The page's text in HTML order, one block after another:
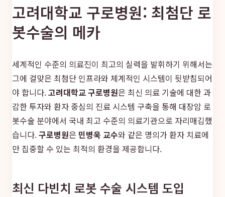
고려대학교 구로병원: 최첨단 로
봇수술의 메카
세계적인 수준의 의료진이 최고의 실력을 발휘하기 위해서는
그에 걸맞은 최첨단 인프라와 체계적인 시스템이 뒷받침되어
야 합니다.고려대학교 구로병원은 최신 의료 기술에 대한 과
감한 투자와 환자 중심의 진료 시스템 구축을 통해 대장암 로
봇수술 분야에서 국내 최고 수준의 의료기관으로 자리매김했
습니다.구로병원은 민병욱 교수와 같은 명의가 환자 치료에
만 집중할 수 있는 최적의 환경을 제공합니다.
최신 다빈치 로봇 수술 시스템 도입